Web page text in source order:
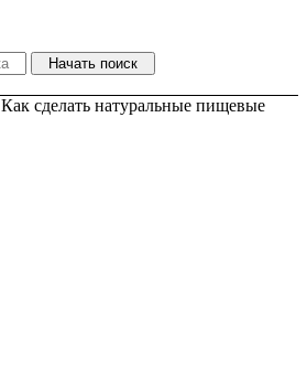
Как сделать натуральные пищевые